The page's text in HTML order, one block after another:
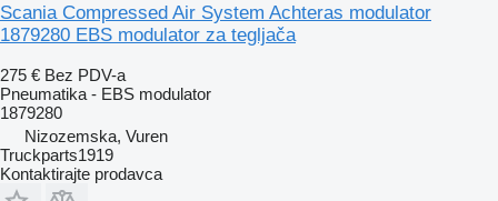
Scania Compressed Air System Achteras modulator
1879280 EBS modulator za tegljača
275 € Bez PDV-a
Pneumatika - EBS modulator
1879280
Nizozemska, Vuren
Truckparts1919
Kontaktirajte prodavca